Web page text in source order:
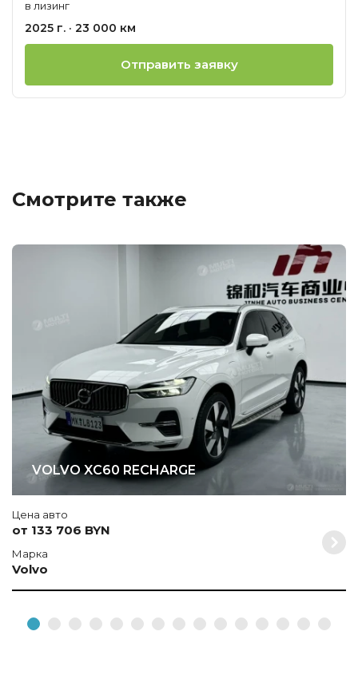
в лизинг
2025 г. · 23 000 км
Отправить заявку
Смотрите также
VOLVO XC60 RECHARGE
Цена авто
от 133 706 BYN
Марка
Volvo